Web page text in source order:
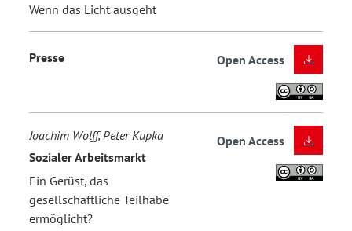
Wenn das Licht ausgeht
Presse Open Access
Joachim Wolff, Peter Kupka
Sozialer Arbeitsmarkt
Ein Gerüst, das
gesellschaftliche Teilhabe
ermöglicht?
Open Access